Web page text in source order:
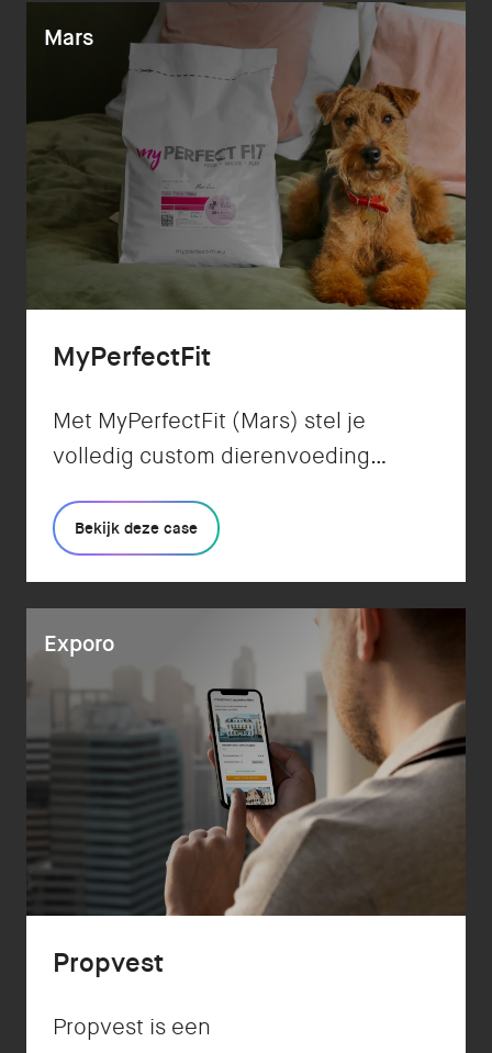
Mars
MyPerfectFit
Met MyPerfectFit (Mars) stel je
volledig custom dierenvoeding
eigenschappen en behoeften van
jouw huisdier.
Bekijk deze case
Exporo
Propvest
Propvest is een